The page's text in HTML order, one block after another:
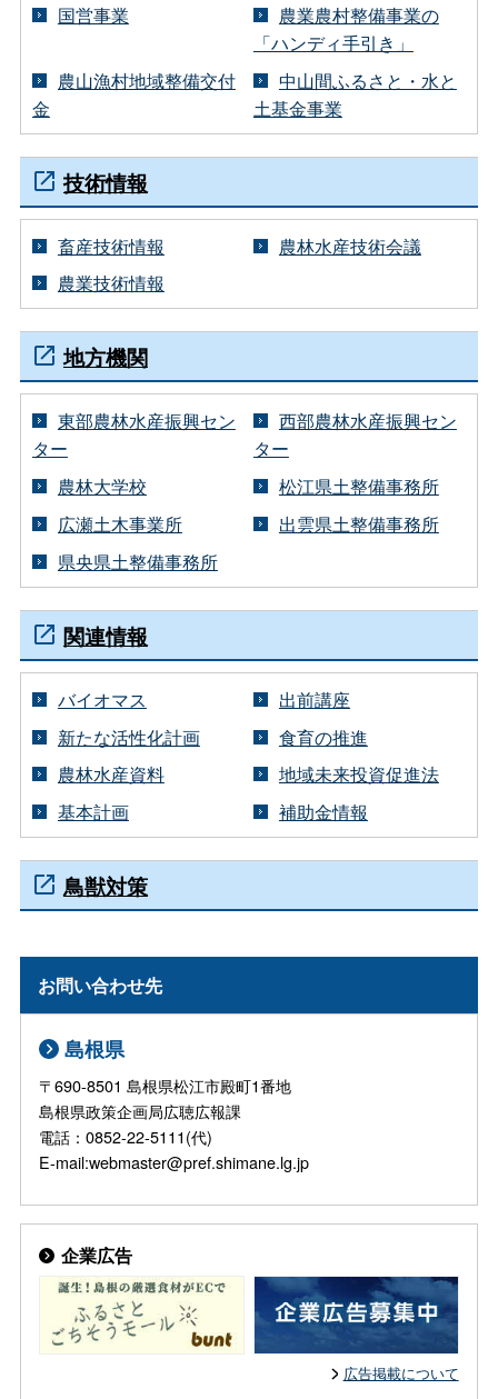
国営事業
農業農村整備事業の
「ハンディ手引き」
農山漁村地域整備交付
金
中山間ふるさと・水と
土基金事業
技術情報
畜産技術情報
農林水産技術会議
農業技術情報
地方機関
東部農林水産振興セン
ター
西部農林水産振興セン
ター
農林大学校
松江県土整備事務所
広瀬土木事業所
出雲県土整備事務所
県央県土整備事務所
関連情報
バイオマス
出前講座
新たな活性化計画
食育の推進
農林水産資料
地域未来投資促進法
基本計画
補助金情報
鳥獣対策
お問い合わせ先
島根県
〒690-8501 島根県松江市殿町1番地
島根県政策企画局広聴広報課
電話：0852-22-5111(代)
E-mail:webmaster@pref.shimane.lg.jp
企業広告
広告掲載について